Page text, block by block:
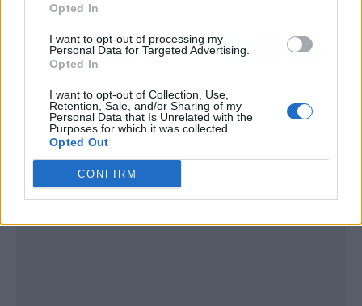
Opted In
I want to opt-out of processing my
Personal Data for Targeted Advertising.
Opted In
I want to opt-out of Collection, Use,
Retention, Sale, and/or Sharing of my
Personal Data that Is Unrelated with the
Purposes for which it was collected.
Opted Out
CONFIRM